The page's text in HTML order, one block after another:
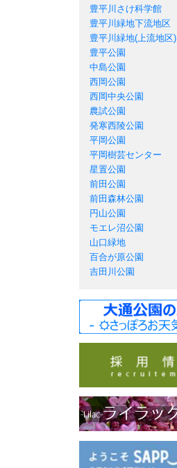
豊平川さけ科学館
豊平川緑地下流地区
豊平川緑地(上流地区)
豊平公園
中島公園
西岡公園
西岡中央公園
農試公園
発寒西陵公園
平岡公園
平岡樹芸センター
星置公園
前田公園
前田森林公園
円山公園
モエレ沼公園
山口緑地
百合が原公園
吉田川公園